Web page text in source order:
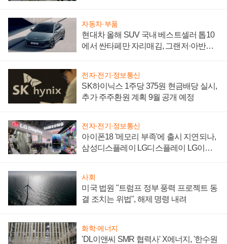
자동차·부품
현대차 올해 SUV 국내 베스트셀러 톱10
에서 싼타페만 자리매김, 그랜저·아반떼
전자·전기·정보통신
SK하이닉스 1주당 375원 현금배당 실시,
추가 주주환원 계획 9월 공개 예정
전자·전기·정보통신
아이폰18 '메모리 부족'에 출시 지연되나,
삼성디스플레이 LG디스플레이 LG이노
사회
미국 법원 "트럼프 정부 풍력 프로젝트 동
결 조치는 위법", 해제 명령 내려
화학·에너지
'DL이앤씨 SMR 협력사' X에너지, '한수원